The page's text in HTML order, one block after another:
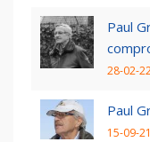
Paul
28-02-
Paul
15-09-